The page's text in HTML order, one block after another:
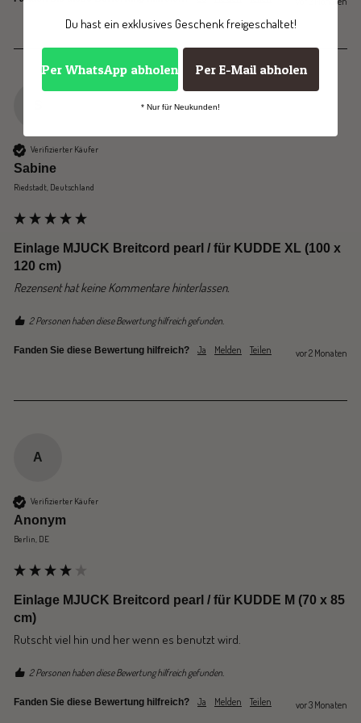
Verifizierter Käufer
Sabine
Riedstadt, Deutschland
Einlage MJUCK Breitcord pearl / für KUDDE XL (100 x
120 cm)
Rezensent hat keine Kommentare hinterlassen.
2 Personen haben diese Bewertung hilfreich gefunden.
Fanden Sie diese Bewertung hilfreich? Ja Melden Teilen vor 2 Monaten
A
Verifizierter Käufer
Anonym
Berlin, DE
Einlage MJUCK Breitcord pearl / für KUDDE M (70 x 85
cm)
Rutscht viel hin und her wenn es benutzt wird.
2 Personen haben diese Bewertung hilfreich gefunden.
Fanden Sie diese Bewertung hilfreich? Ja Melden Teilen vor 3 Monaten
Du hast ein exklusives Geschenk freigeschaltet!
Per WhatsApp abholen Per E-Mail abholen
* Nur für Neukunden!